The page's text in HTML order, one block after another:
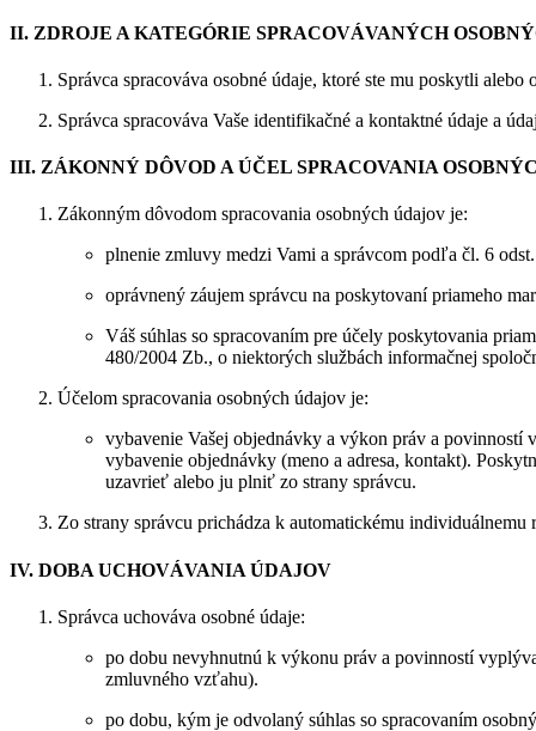
II. ZDROJE A KATEGÓRIE SPRACOVÁVANÝCH
Správca spracováva osobné údaje, ktoré ste mu poskytli
Správca spracováva Vaše identifikačné a kontaktné údaje a
III. ZÁKONNÝ DÔVOD A ÚČEL SPRACOVANIA
Zákonným dôvodom spracovania osobných údajov je:
plnenie zmluvy medzi Vami a správcom podľa čl. 6
oprávnený záujem správcu na poskytovaní priameho
Váš súhlas so spracovaním pre účely poskytovania
480/2004 Zb., o niektorých službách informačnej
Účelom spracovania osobných údajov je:
vybavenie Vašej objednávky a výkon práv a povinností
vybavenie objednávky (meno a adresa, kontakt).
uzavrieť alebo ju plniť zo strany správcu.
Zo strany správcu prichádza k automatickému
IV. DOBA UCHOVÁVANIA ÚDAJOV
Správca uchováva osobné údaje:
po dobu nevyhnutnú k výkonu práv a povinností
zmluvného vzťahu).
po dobu, kým je odvolaný súhlas so spracovaním